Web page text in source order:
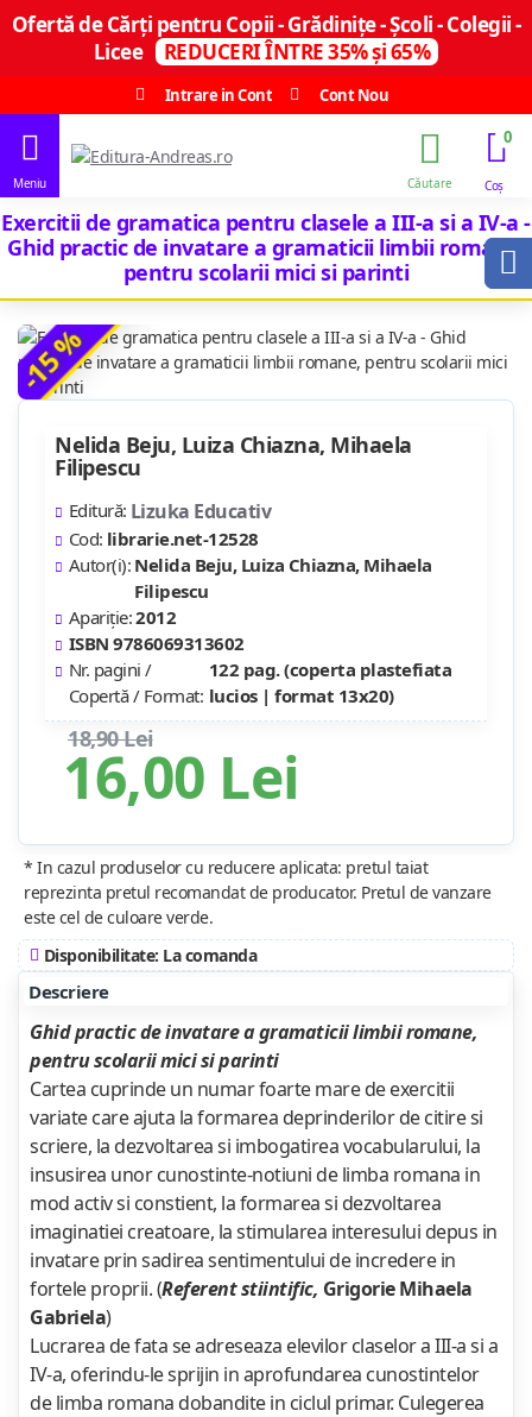
Ofertă de Cărți pentru Copii - Grădinițe - Școli - Colegii -
Licee
REDUCERI ÎNTRE 35% și 65%
Intrare in Cont
Cont Nou
0
Exercitii de gramatica pentru clasele a III-a si a IV-a -
Ghid practic de invatare a gramaticii limbii romane,
pentru scolarii mici si parinti
-15 %
16,00 Lei
18,90 Lei
Nelida Beju, Luiza Chiazna, Mihaela
Filipescu
Editură: Lizuka Educativ
Cod: librarie.net-12528
Autor(i): Nelida Beju, Luiza Chiazna, Mihaela
Filipescu
Apariție:2012
ISBN 9786069313602
Nr. pagini /
Copertă / Format:
122 pag. (coperta plastefiata
lucios | format 13x20)
* In cazul produselor cu reducere aplicata: pretul taiat
reprezinta pretul recomandat de producator. Pretul de vanzare
este cel de culoare verde.
Disponibilitate: La comanda
Descriere
Ghid practic de invatare a gramaticii limbii romane,
pentru scolarii mici si parinti
Cartea cuprinde un numar foarte mare de exercitii
variate care ajuta la formarea deprinderilor de citire si
scriere, la dezvoltarea si imbogatirea vocabularului, la
insusirea unor cunostinte-notiuni de limba romana in
mod activ si constient, la formarea si dezvoltarea
imaginatiei creatoare, la stimularea interesului depus in
invatare prin sadirea sentimentului de incredere in
fortele proprii. (Referent stiintific, Grigorie Mihaela
Gabriela)
Lucrarea de fata se adreseaza elevilor claselor a III-a si a
IV-a, oferindu-le sprijin in aprofundarea cunostintelor
de limba romana dobandite in ciclul primar. Culegerea